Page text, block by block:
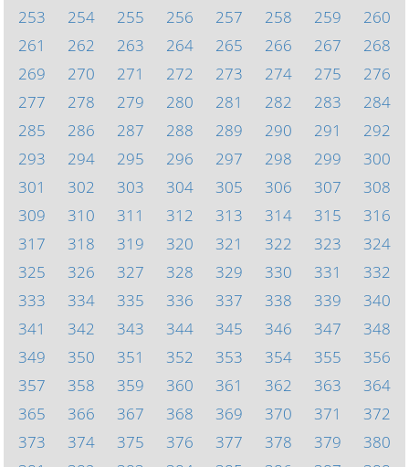
253
254 255 256 257 258 259
260
261
262 263 264 265 266 267
268
269
270 271 272 273 274 275
276
277
278 279 280 281 282 283
284
285
286 287 288 289 290 291
292
293
294 295 296 297 298 299
300
301
302 303 304 305 306 307
308
309
310 311 312 313 314 315
316
317
318 319 320 321 322 323
324
325
326 327 328 329 330 331
332
333
334 335 336 337 338 339
340
341
342 343 344 345 346 347
348
349
350 351 352 353 354 355
356
357
358 359 360 361 362 363
364
365
366 367 368 369 370 371
372
373
374 375 376 377 378 379
380